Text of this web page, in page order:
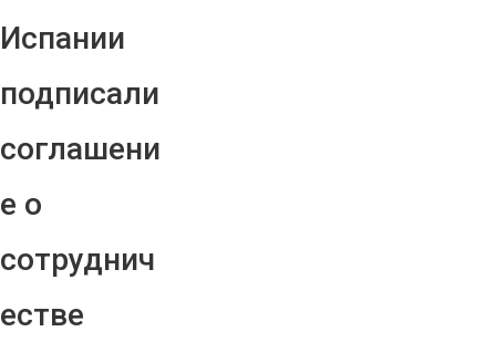
Испании
подписали
соглашени
е о
сотруднич
естве